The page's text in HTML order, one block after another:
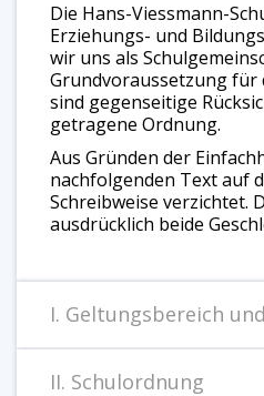
Die Hans-Viessmann-
Erziehungs- und
wir uns als
Grundvoraussetzung für
sind gegenseitige
getragene Ordnung.
Aus Gründen der
nachfolgenden Text auf
Schreibweise verzichtet.
ausdrücklich beide
I. Geltungsbereich
II. Schulordnung